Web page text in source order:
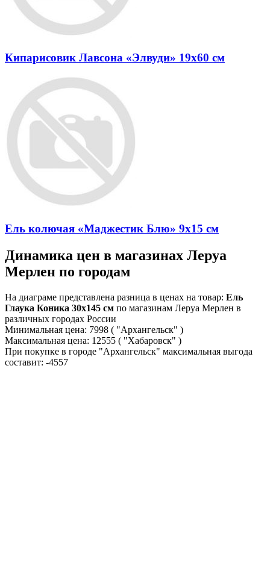
Кипарисовик Лавсона «Элвуди» 19x60 см
Ель колючая «Маджестик Блю» 9x15 см
Динамика цен в магазинах Леруа
Мерлен по городам
На диаграме представлена разница в ценах на товар: Ель
Глаука Коника 30x145 см по магазинам Леруа Мерлен в
различных городах России
Минимальная цена: 7998 ( "Архангельск" )
Максимальная цена: 12555 ( "Хабаровск" )
При покупке в городе "Архангельск" максимальная выгода
составит: -4557